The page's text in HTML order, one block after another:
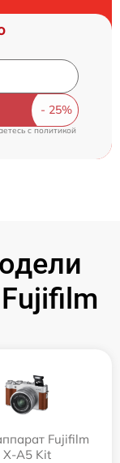
c политикой
Fujifilm
X-A5 Kit